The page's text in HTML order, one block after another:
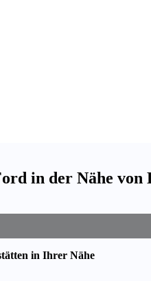
in der Nähe von
in Ihrer Nähe